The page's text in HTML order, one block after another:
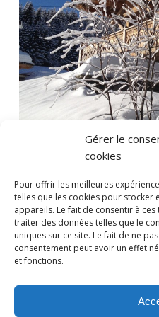
Gérer le
cookies
Pour offrir les meilleures
telles que les cookies pour stocker
appareils. Le fait de consentir à
traiter des données telles que le
uniques sur ce site. Le fait de ne
consentement peut avoir un effet
et fonctions.